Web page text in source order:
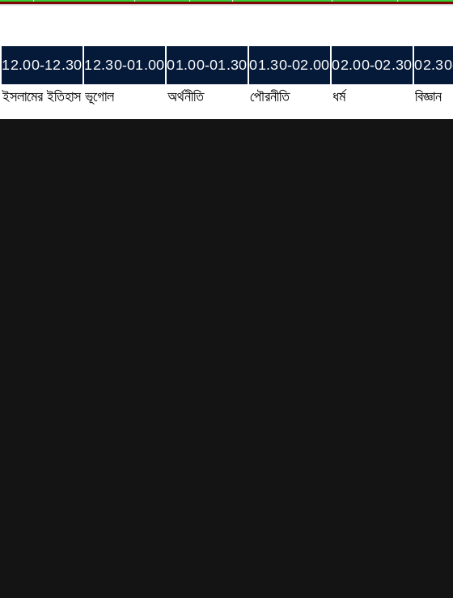
12.00-12.30 12.30-01.0001.00-01.3001.30-02.0002.00-02.30
ইসলামের ইতিহাস ভূগোল অর্থনীতি পৌরনীতি ধর্ম বিজ্ঞান